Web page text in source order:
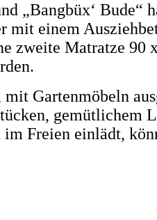
„Bangbüx‘ Bude“
mit einem
zweite Matratze 90
Gartenmöbeln
gemütlichem
im Freien einlädt,